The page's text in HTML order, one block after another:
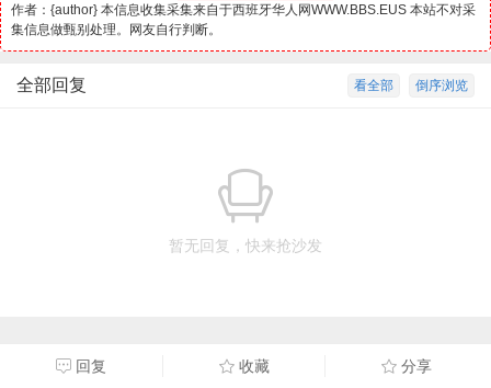
作者：{author} 本信息收集采集来自于西班牙华人网WWW.BBS.EUS 本站不对采
集信息做甄别处理。网友自行判断。
倒序浏览
看全部
全部回复
暂无回复，快来抢沙发
回复 收藏 分享